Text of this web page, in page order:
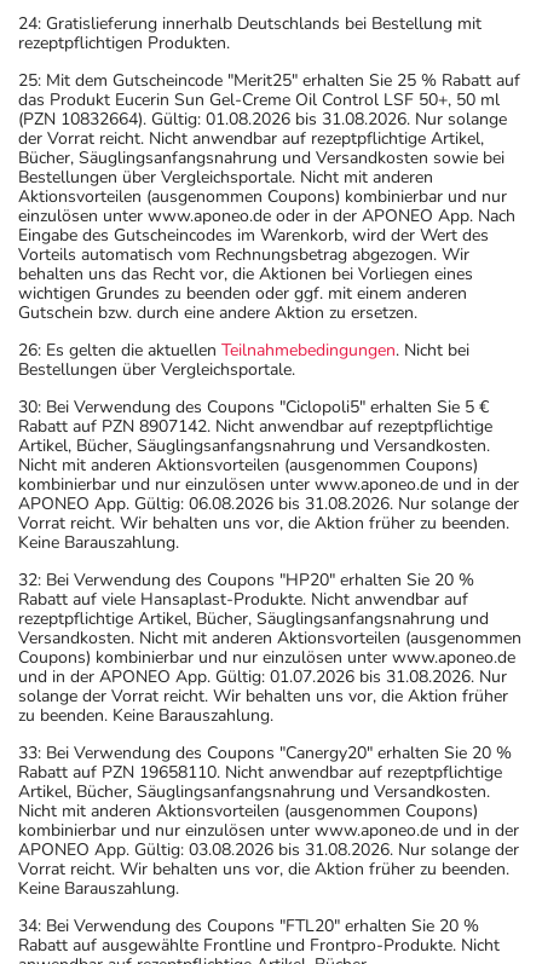
24: Gratislieferung innerhalb Deutschlands bei Bestellung mit
rezeptpflichtigen Produkten.
25: Mit dem Gutscheincode "Merit25" erhalten Sie 25 % Rabatt auf
das Produkt Eucerin Sun Gel-Creme Oil Control LSF 50+, 50 ml
(PZN 10832664). Gültig: 01.08.2026 bis 31.08.2026. Nur solange
der Vorrat reicht. Nicht anwendbar auf rezeptpflichtige Artikel,
Bücher, Säuglingsanfangsnahrung und Versandkosten sowie bei
Bestellungen über Vergleichsportale. Nicht mit anderen
Aktionsvorteilen (ausgenommen Coupons) kombinierbar und nur
einzulösen unter www.aponeo.de oder in der APONEO App. Nach
Eingabe des Gutscheincodes im Warenkorb, wird der Wert des
Vorteils automatisch vom Rechnungsbetrag abgezogen. Wir
behalten uns das Recht vor, die Aktionen bei Vorliegen eines
wichtigen Grundes zu beenden oder ggf. mit einem anderen
Gutschein bzw. durch eine andere Aktion zu ersetzen.
26: Es gelten die aktuellen Teilnahmebedingungen. Nicht bei
Bestellungen über Vergleichsportale.
30: Bei Verwendung des Coupons "Ciclopoli5" erhalten Sie 5 €
Rabatt auf PZN 8907142. Nicht anwendbar auf rezeptpflichtige
Artikel, Bücher, Säuglingsanfangsnahrung und Versandkosten.
Nicht mit anderen Aktionsvorteilen (ausgenommen Coupons)
kombinierbar und nur einzulösen unter www.aponeo.de und in der
APONEO App. Gültig: 06.08.2026 bis 31.08.2026. Nur solange der
Vorrat reicht. Wir behalten uns vor, die Aktion früher zu beenden.
Keine Barauszahlung.
32: Bei Verwendung des Coupons "HP20" erhalten Sie 20 %
Rabatt auf viele Hansaplast-Produkte. Nicht anwendbar auf
rezeptpflichtige Artikel, Bücher, Säuglingsanfangsnahrung und
Versandkosten. Nicht mit anderen Aktionsvorteilen (ausgenommen
Coupons) kombinierbar und nur einzulösen unter www.aponeo.de
und in der APONEO App. Gültig: 01.07.2026 bis 31.08.2026. Nur
solange der Vorrat reicht. Wir behalten uns vor, die Aktion früher
zu beenden. Keine Barauszahlung.
33: Bei Verwendung des Coupons "Canergy20" erhalten Sie 20 %
Rabatt auf PZN 19658110. Nicht anwendbar auf rezeptpflichtige
Artikel, Bücher, Säuglingsanfangsnahrung und Versandkosten.
Nicht mit anderen Aktionsvorteilen (ausgenommen Coupons)
kombinierbar und nur einzulösen unter www.aponeo.de und in der
APONEO App. Gültig: 03.08.2026 bis 31.08.2026. Nur solange der
Vorrat reicht. Wir behalten uns vor, die Aktion früher zu beenden.
Keine Barauszahlung.
34: Bei Verwendung des Coupons "FTL20" erhalten Sie 20 %
Rabatt auf ausgewählte Frontline und Frontpro-Produkte. Nicht